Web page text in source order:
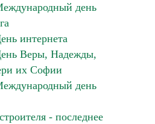
день
интернета
Веры, Надежды,
их Софии
день
- последнее